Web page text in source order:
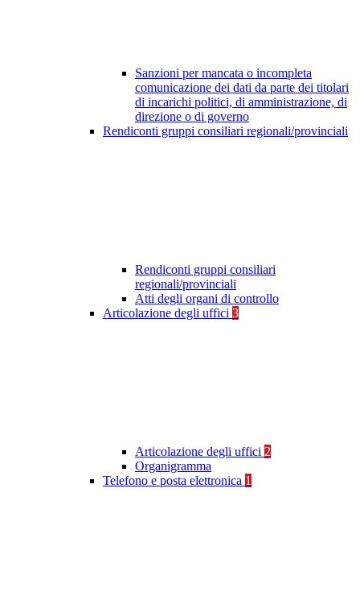
Sanzioni per mancata o incompleta
comunicazione dei dati da parte dei titolari
di incarichi politici, di amministrazione, di
direzione o di governo
Rendiconti gruppi consiliari regionali/provinciali
Rendiconti gruppi consiliari
regionali/provinciali
Atti degli organi di controllo
Articolazione degli uffici 3
Articolazione degli uffici 2
Organigramma
Telefono e posta elettronica 1